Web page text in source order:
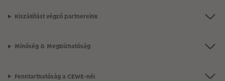
Kiszállítást végző partnereink
Minőség & Megbízhatóság
Fenntarthatóság a CEWE-nél